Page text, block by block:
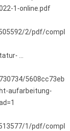
1-online.pdf
2/pdf/compl
…
5608cc73eb
aufarbeitung-
1/pdf/compl